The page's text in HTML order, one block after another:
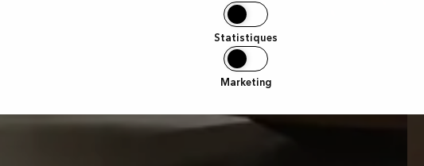
Statistiques
Marketing